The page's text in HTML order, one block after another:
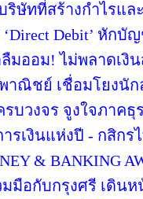
ริษัทที่สร้างกำไรแ
Debit’ หัก
มออม! ไม่พลาดเงิ
าณิชย์ เชื่อมโยงนั
รบวงจร จูงใจภาค
รเงินแห่งปี - กสิก
& BANKING
มือกับกรุงศรี เดิน